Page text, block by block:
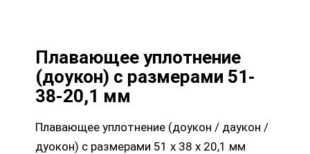
Плавающее уплотнение
(доукон) с размерами 51-
38-20,1 мм
Плавающее уплотнение (доукон / даукон /
дуокон) с размерами 51 х 38 х 20,1 мм